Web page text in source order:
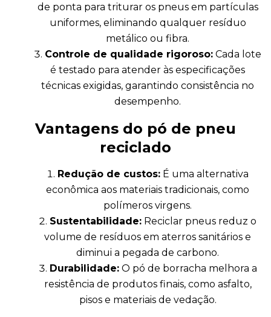
de ponta para triturar os pneus em partículas
uniformes, eliminando qualquer resíduo
metálico ou fibra.
Controle de qualidade rigoroso: Cada lote
é testado para atender às especificações
técnicas exigidas, garantindo consistência no
desempenho.
Vantagens do pó de pneu
reciclado
Redução de custos: É uma alternativa
econômica aos materiais tradicionais, como
polímeros virgens.
Sustentabilidade: Reciclar pneus reduz o
volume de resíduos em aterros sanitários e
diminui a pegada de carbono.
Durabilidade:O pó de borracha melhora a
resistência de produtos finais, como asfalto,
pisos e materiais de vedação.